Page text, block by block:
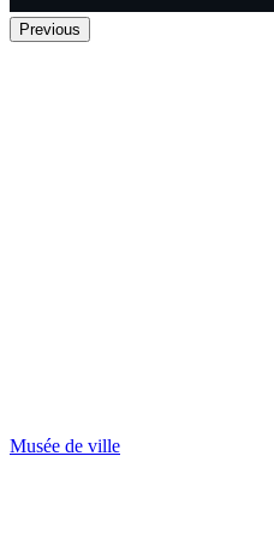
Musée de ville
Previous